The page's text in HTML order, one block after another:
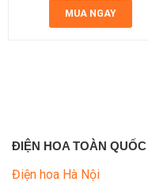
MUA NGAY
ĐIỆN HOA TOÀN QUỐC
Điện hoa Hà Nội